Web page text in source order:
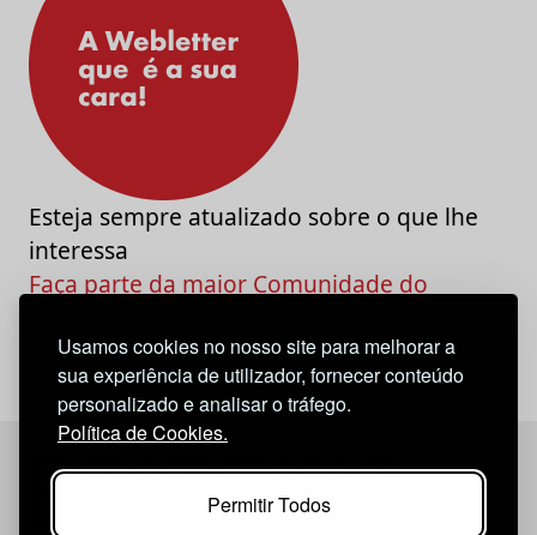
Usamos cookies no nosso site para melhorar a
sua experiência de utilizador, fornecer conteúdo
personalizado e analisar o tráfego.
Política de Cookies.
Permitir Todos
Esteja sempre atualizado sobre o que lhe
interessa
Faça parte da maior Comunidade do